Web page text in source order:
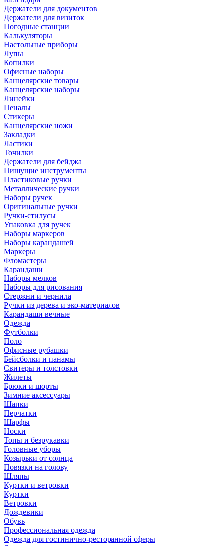
Держатели для документов
Держатели для визиток
Погодные станции
Калькуляторы
Настольные приборы
Лупы
Копилки
Офисные наборы
Канцелярские товары
Канцелярские наборы
Линейки
Пеналы
Стикеры
Канцелярские ножи
Закладки
Ластики
Точилки
Держатели для бейджа
Пишущие инструменты
Пластиковые ручки
Металлические ручки
Наборы ручек
Оригинальные ручки
Ручки-стилусы
Упаковка для ручек
Наборы маркеров
Наборы карандашей
Маркеры
Фломастеры
Карандаши
Наборы мелков
Наборы для рисования
Стержни и чернила
Ручки из дерева и эко-материалов
Карандаши вечные
Одежда
Футболки
Поло
Офисные рубашки
Бейсболки и панамы
Свитеры и толстовки
Жилеты
Брюки и шорты
Зимние аксессуары
Шапки
Перчатки
Шарфы
Носки
Топы и безрукавки
Головные уборы
Козырьки от солнца
Повязки на голову
Шляпы
Куртки и ветровки
Куртки
Ветровки
Дождевики
Обувь
Профессиональная одежда
Одежда для гостинично-ресторанной сферы